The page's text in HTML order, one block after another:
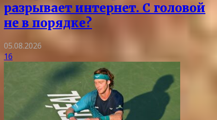
разрывает интернет. С головой
не в порядке?
05.08.2026
16